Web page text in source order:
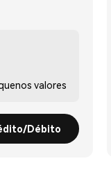
valores
Débito